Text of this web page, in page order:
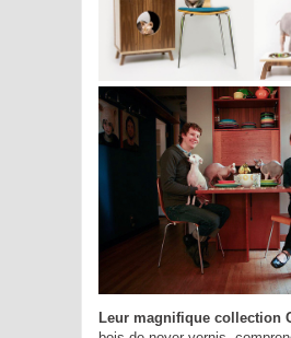
Leur magnifique collection